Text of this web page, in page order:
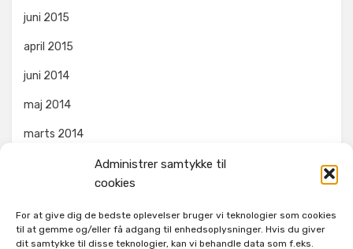
Administrer samtykke til
cookies
For at give dig de bedste oplevelser bruger vi teknologier som cookies
til at gemme og/eller få adgang til enhedsoplysninger. Hvis du giver
dit samtykke til disse teknologier, kan vi behandle data som f.eks.
juni 2015
april 2015
juni 2014
maj 2014
marts 2014
Ikke kategoriseret